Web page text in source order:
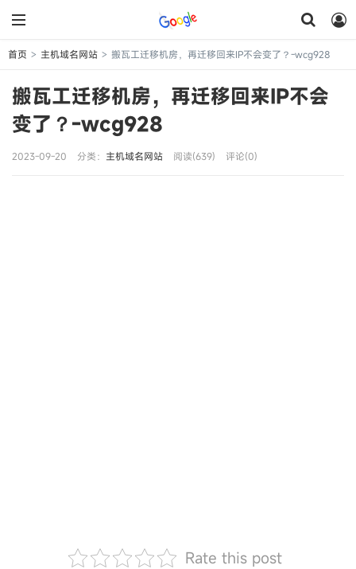
首页 > 主机域名网站 > 搬瓦工迁移机房，再迁移回来IP不会变了？-wcg928
搬瓦工迁移机房，再迁移回来IP不会
变了？-wcg928
2023-09-20 分类： 主机域名网站 阅读(639) 评论(0)
Rate this post